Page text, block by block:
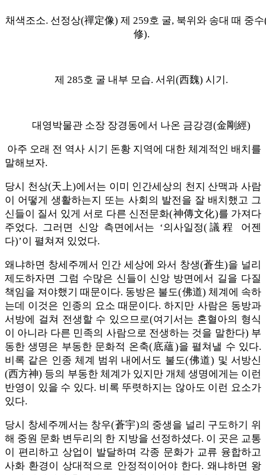
채색조소. 선정상(禪定像) 제 259호 굴, 북위와 송대 때 중
修).
제 285호 굴 내부 모습. 서위(西魏) 시기.
대영박물관 소장 장경동에서 나온 금강경(金剛經)
아주 오래 전 역사 시기 돈황 지역에 대한 체계적인 배치를
말해보자.
당시 천상(天上)에서는 이미 인간세상의 천지 산맥과 사람
이 어떻게 생활하는지 또는 사회의 발전을 잘 배치했고 그
신들이 질서 있게 서로 다른 신전문화(神傳文化)를 가져다
주었다. 그러면 신앙 측면에서는 ‘의사일정(議程 어젠
다)’이 펼쳐져 있었다.
왜냐하면 창세주께서 인간 세상에 와서 창생(蒼生)을 널리
제도하자면 그럼 수많은 신들이 신앙 방면에서 길을 다질
책임을 져야했기 때문이다. 동방은 불도(佛道) 체계에 속하
는데 이것은 인종의 요소 때문이다. 하지만 사람은 동방과
서방에 걸쳐 전생할 수 있으므로(여기서는 혼혈아의 형식
이 아니라 다른 민족의 사람으로 전생하는 것을 말한다) 부
동한 생명은 부동한 문화적 온축(底蘊)을 펼쳐낼 수 있다.
비록 같은 인종 체계 범위 내에서도 불도(佛道) 및 서방신
(西方神) 등의 부동한 체계가 있지만 개체 생명에게는 이런
반영이 있을 수 있다. 비록 뚜렷하지는 않아도 이런 요소가
있다.
당시 창세주께서는 창우(蒼宇)의 중생을 널리 구도하기 위
해 중원 문화 변두리의 한 지방을 선정하셨다. 이 곳은 교통
이 편리하고 상업이 발달하며 각종 문화가 교류 융합하고
사화 환경이 상대적으로 안정적이어야 한다. 왜냐하면 왕